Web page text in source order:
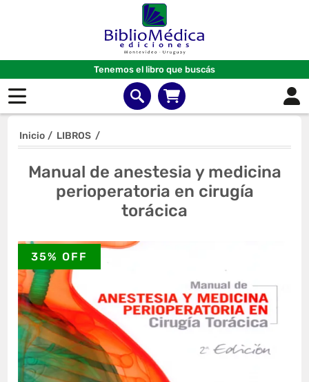
Tenemos el libro que buscás
Inicio / LIBROS /
Manual de anestesia y medicina
perioperatoria en cirugía
torácica
35% OFF